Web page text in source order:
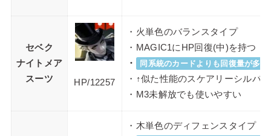
セベク
ナイトメア
スーツ
HP/12257
・火単色のバランスタイプ
・MAGIC1にHP回復(中)を持つ
・
同系統のカードよりも回復量が多い
・↑似た性能のスケアリーシルバ
・M3未解放でも使いやすい
・木単色のディフェンスタイプ